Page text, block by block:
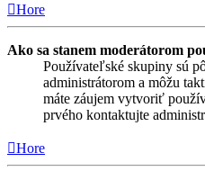
Hore
Ako sa stanem moderátorom
Používateľské skupiny sú
administrátorom a môžu
máte záujem vytvoriť
prvého kontaktujte
Hore